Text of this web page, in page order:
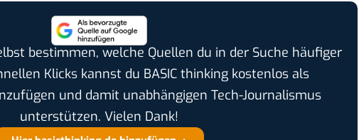
bestimmen, welche Quellen du in der Suche häufiger
Klicks kannst du BASIC thinking kostenlos als
und damit unabhängigen Tech-Journalismus
unterstützen. Vielen Dank!